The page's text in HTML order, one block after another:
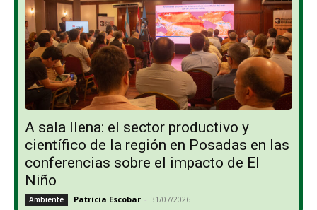
A sala llena: el sector productivo y
científico de la región en Posadas en las
conferencias sobre el impacto de El
Niño
Ambiente Patricia Escobar - 31/07/2026